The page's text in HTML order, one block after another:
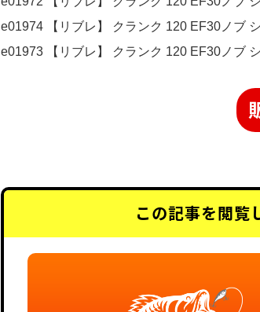
e01974 【リブレ】 クランク 120 EF30ノブ
e01973 【リブレ】 クランク 120 EF30ノブ
この記事を閲覧